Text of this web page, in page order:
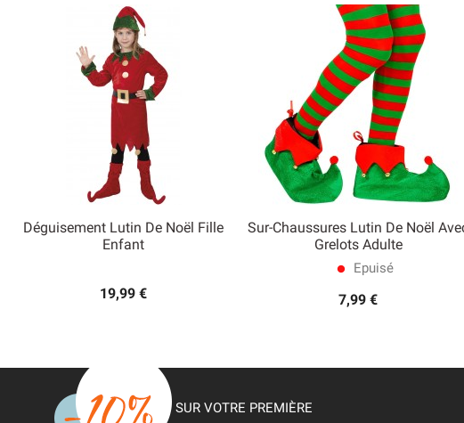
Déguisement Lutin De Noël Fille
Enfant
19,99 €
Aperçu rapide
Sur-Chaussures Lutin De Noël
Grelots Adulte
lens Epuisé
7,99 €
Aperçu rapide
SUR VOTRE PREMIÈRE